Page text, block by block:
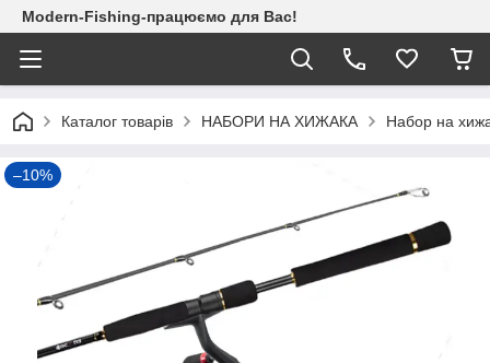
Modern-Fishing-працюємо для Вас!
Каталог товарів НАБОРИ НА ХИЖАКА Набор на
–10%